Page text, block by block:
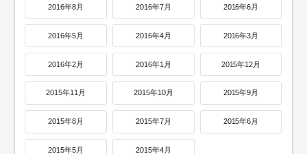
2016年8月 2016年7月 2016年6月
2016年5月 2016年4月 2016年3月
2016年2月 2016年1月 2015年12月
2015年11月 2015年10月 2015年9月
2015年8月 2015年7月 2015年6月
2015年5月 2015年4月